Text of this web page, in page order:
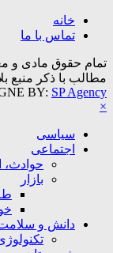
خانه
تماس با ما
تمام حقوق مادی و
مطالب با ذکر منبع
BY: SP Agency
×
سیاسی
اجتماعی
حوادث،
بازار
دانش و